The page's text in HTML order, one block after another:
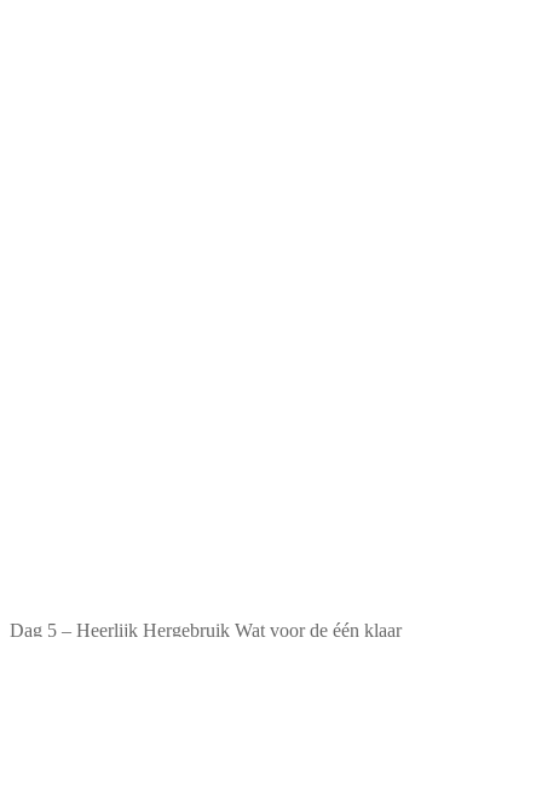
Dag 5 – Heerlijk Hergebruik Wat voor de één klaar